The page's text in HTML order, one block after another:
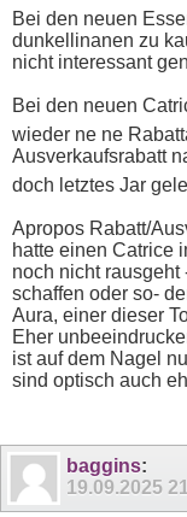
Bei den neuen
dunkellinanen zu
nicht interessant
Bei den neuen
wieder ne ne
Ausverkaufsrabatt
doch letztes Jar
Apropos Rabatt/
hatte einen Catrice
noch nicht
schaffen oder so-
Aura, einer dieser
Eher
ist auf dem Nagel
sind optisch auch
baggins:
19.09.2025